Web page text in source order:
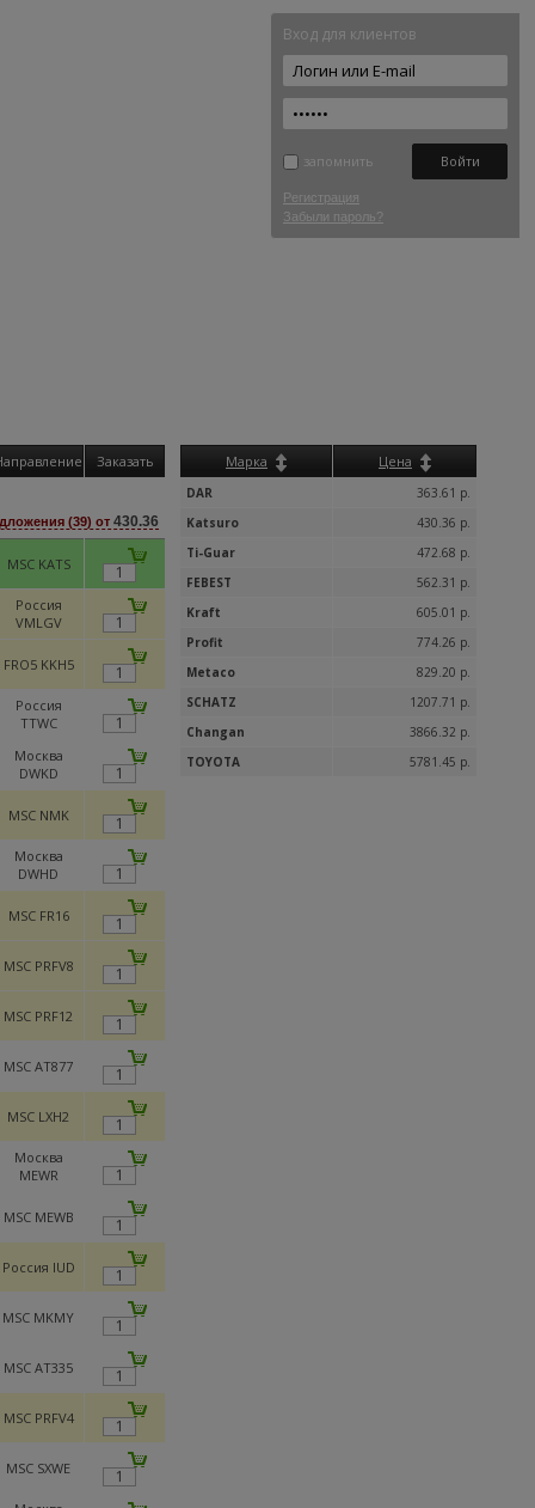
Вход для клиентов
запомнить
Регистрация
Забыли пароль?
Заказать
(39) от 430.36
MSC KATS
Россия
VMLGV
FRO5 KKH5
Россия
TTWC
Москва
DWKD
MSC NMK
Москва
DWHD
MSC FR16
MSC PRFV8
MSC PRF12
MSC AT877
MSC LXH2
Москва
MEWR
MSC MEWB
Россия IUD
MSC MKMY
MSC AT335
MSC PRFV4
MSC SXWE
Марка Цена
DAR
363.61 р.
Katsuro
430.36 р.
Ti-Guar
472.68 р.
FEBEST
562.31 р.
Kraft
605.01 р.
Profit
774.26 р.
Metaco
829.20 р.
SCHATZ
1207.71 р.
Changan
3866.32 р.
TOYOTA
5781.45 р.